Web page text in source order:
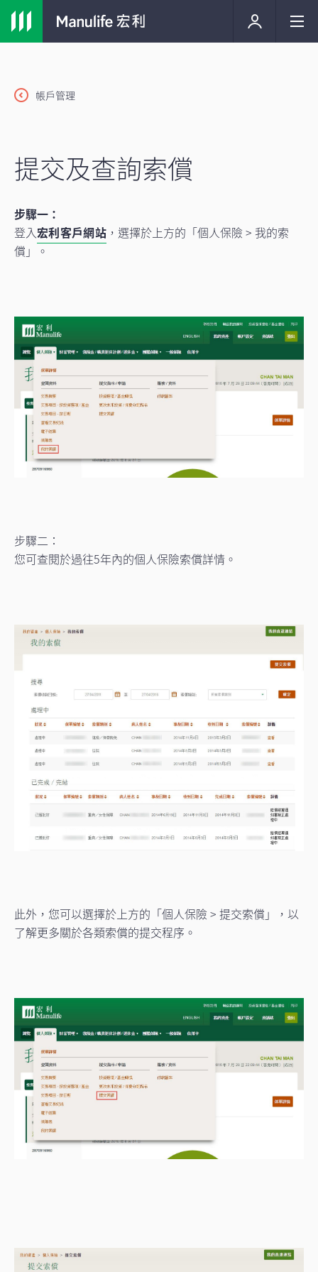
帳戶管理
提交及查詢索償
步驟一：
登入宏利客戶網站，選擇於上方的「個人保險 > 我的索
償」。
步驟二：
您可查閱於過往5年內的個人保險索償詳情。
此外，您可以選擇於上方的「個人保險 > 提交索償」，以
了解更多關於各類索償的提交程序。